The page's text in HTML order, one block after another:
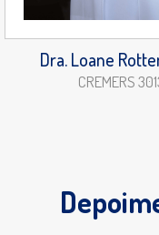
Dra. Loane
CREMERS